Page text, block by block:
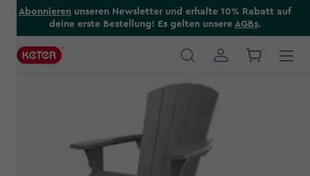
Abonnieren unseren Newsletter und erhalte 10% Rabatt auf
deine erste Bestellung! Es gelten unsere AGBs.
Main